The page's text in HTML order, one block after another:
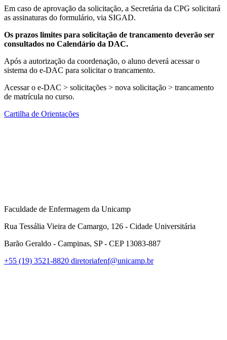
Em caso de aprovação da solicitação, a Secretária da CPG solicitará
as assinaturas do formulário, via SIGAD.
Os prazos limites para solicitação de trancamento deverão ser
consultados no Calendário da DAC.
Após a autorização da coordenação, o aluno deverá acessar o
sistema do e-DAC para solicitar o trancamento.
Acessar o e-DAC > solicitações > nova solicitação > trancamento
de matrícula no curso.
Cartilha de Orientações
Faculdade de Enfermagem da Unicamp
Rua Tessália Vieira de Camargo, 126 - Cidade Universitária
Barão Geraldo - Campinas, SP - CEP 13083-887
+55 (19) 3521-8820 diretoriafenf@unicamp.br